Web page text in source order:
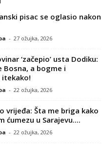
pisac se oglasio nakon
- 27 ožujka, 2026
‘začepio’ usta Dodiku:
Bosna, a bogme i
itekako!
- 22 ožujka, 2026
vrijeđa: Šta me briga kako
ćumezu u Sarajevu....
- 22 ožujka, 2026